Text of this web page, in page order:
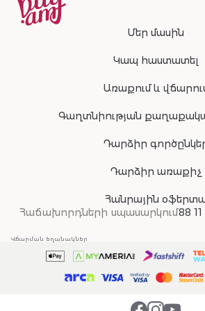
Մեր մասին
Կապ հաստատել
Առաքում և
Գաղտնիության
Դարձիր
Դարձիր առաքիչ
Հանրային
Հաճախորդների սպասարկում88 11
Վճարման եղանակներ